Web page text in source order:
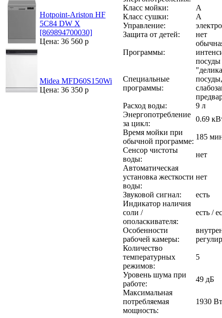
Hotpoint-Ariston HF
5C84 DW X
[869894700030]
Цена: 36 560 р
Midea MFD60S150Wi
Цена: 36 350 р
Класс мойки:
A
Класс сушки:
A
Управление:
Защита от детей:
нет
Программы:
посуды
Специальные
программы:
Расход воды:
9 л
Энергопотребление
за цикл:
0.69
Время мойки при
обычной программе:
185
Сенсор чистоты
воды:
нет
Автоматическая
установка жесткости
воды:
нет
Звуковой сигнал:
есть
Индикатор наличия
соли /
ополаскивателя:
есть /
Особенности
рабочей камеры:
Количество
температурных
режимов:
5
Уровень шума при
работе:
49 дБ
Максимальная
потребляемая
мощность:
1930 Вт